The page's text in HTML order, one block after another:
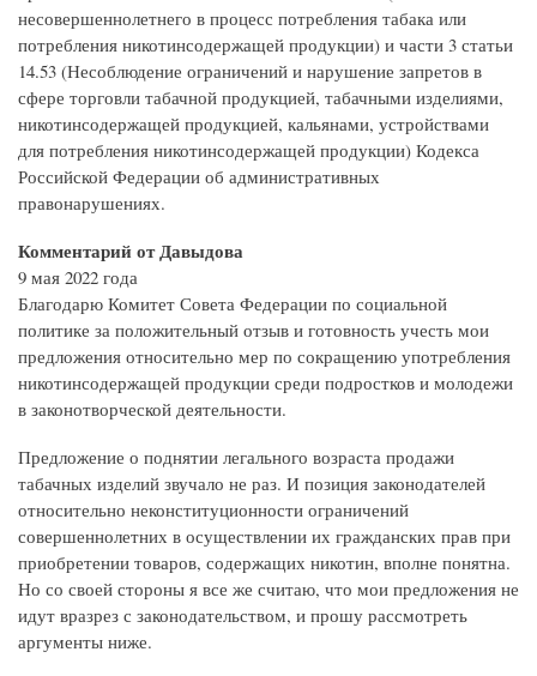
несовершеннолетнего в процесс потребления табака или
потребления никотинсодержащей продукции) и части 3 статьи
14.53 (Несоблюдение ограничений и нарушение запретов в
сфере торговли табачной продукцией, табачными изделиями,
никотинсодержащей продукцией, кальянами, устройствами
для потребления никотинсодержащей продукции) Кодекса
Российской Федерации об административных
правонарушениях.
Комментарий от Давыдова
9 мая 2022 года
Благодарю Комитет Совета Федерации по социальной
политике за положительный отзыв и готовность учесть мои
предложения относительно мер по сокращению употребления
никотинсодержащей продукции среди подростков и молодежи
в законотворческой деятельности.
Предложение о поднятии легального возраста продажи
табачных изделий звучало не раз. И позиция законодателей
относительно неконституционности ограничений
совершеннолетних в осуществлении их гражданских прав при
приобретении товаров, содержащих никотин, вполне понятна.
Но со своей стороны я все же считаю, что мои предложения не
идут вразрез с законодательством, и прошу рассмотреть
аргументы ниже.